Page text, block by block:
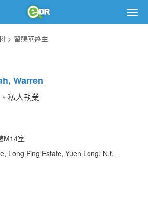
翟賜華醫生
Warren
私人執業
M14室
Long Ping Estate, Yuen Long, N.t.